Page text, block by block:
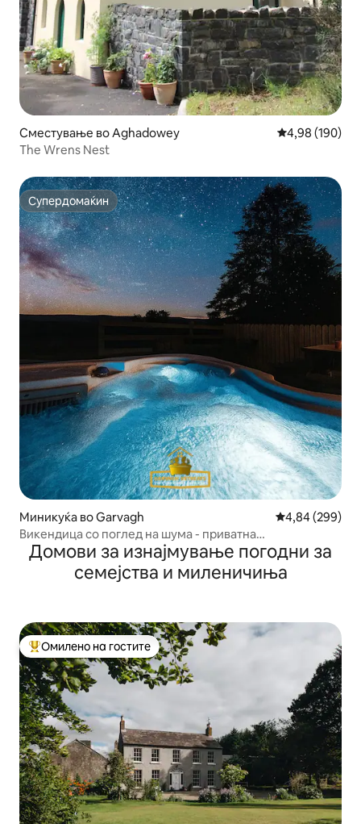
Сместување во Aghadowey Просечна
4,98 (190)
The Wrens Nest
Супердомаќин
Супердомаќин
Миникуќа во Garvagh Просечна
4,84 (299)
Викендица со поглед на шума - приватна
хидромасажна када
Домови за изнајмување погодни за
семејства и миленичиња
Меѓу најуспешните „Омилени на гостите“
Омилено на гостите